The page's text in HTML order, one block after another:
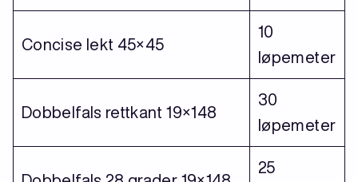
Concise lekt 45×45
10
løpemeter
Dobbelfals rettkant 19×148
30
løpemeter
25